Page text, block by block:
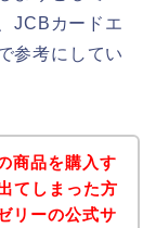
JCBカードエ
参考にしてい
商品を購入す
てしまった方
リーの公式サ